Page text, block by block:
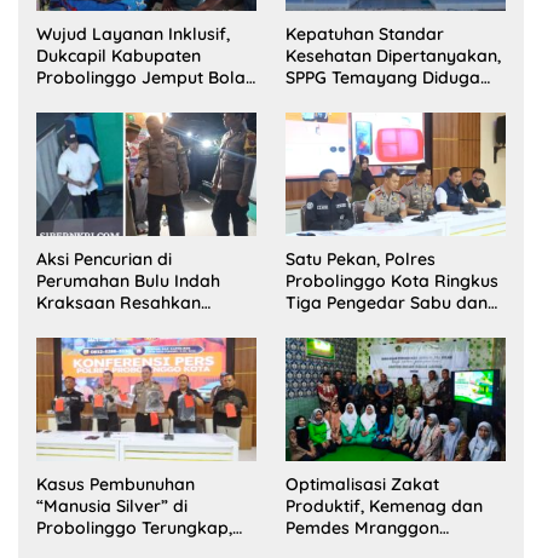
Wujud Layanan Inklusif,
Dukcapil Kabupaten
Probolinggo Jemput Bola
Disabilitas di Dringu
Kepatuhan Standar
Kesehatan Dipertanyakan,
SPPG Temayang Diduga
Aksi Pencurian di
Perumahan Bulu Indah
Kraksaan Resahkan
Satu Pekan, Polres
Probolinggo Kota Ringkus
Tiga Pengedar Sabu dan
Kasus Pembunuhan
“Manusia Silver” di
Probolinggo Terungkap,
Optimalisasi Zakat
Produktif, Kemenag dan
Pemdes Mranggon